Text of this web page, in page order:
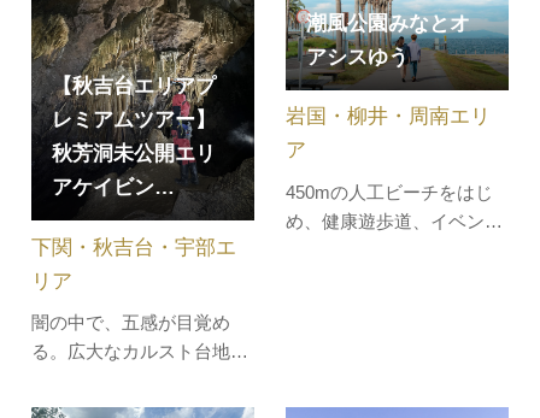
島の西端に位置し、日本海
側初の洋式灯台が立つ公
園。石造りの灯台は明治9
年に初点灯し、今でもなお
現役で活躍中…
様々な花木を園内に植栽し
ています。特に春には、桜
やつつじ、チューリップが
旬から5月上…
【秋吉台エリアプ
レミアムツアー】
秋芳洞未公開エリ
アケイビン…
闇の中で、五感が目覚め
る。広大なカルスト台地秋
洞」。その未公開エリアへ
下関・秋吉台・宇部エ
リア
潮風公園みなとオ
アシスゆう
450mの人工ビーチをはじ
め、健康遊歩道、イベント
岩国・柳井・周南エリ
ア